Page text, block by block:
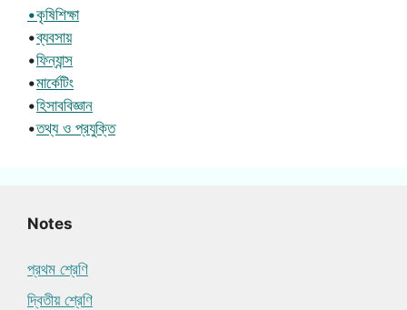
•কৃষিশিক্ষা
•ব্যবসায়
•ফিন্যান্স
•মার্কেটিং
•হিসাববিজ্ঞান
•তথ্য ও প্রযুক্তি
Notes
প্রথম শ্রেণি
দ্বিতীয় শ্রেণি